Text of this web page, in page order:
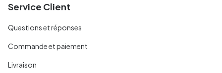
Service Client
Questions et réponses
Commande et paiement
Livraison